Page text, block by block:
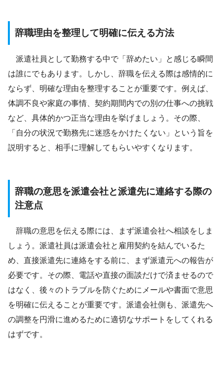
辞職理由を整理して明確に伝える方法
派遣社員として勤務する中で「辞めたい」と感じる瞬間
は誰にでもあります。しかし、辞職を伝える際は感情的に
ならず、明確な理由を整理することが重要です。例えば、
体調不良や家庭の事情、契約期間内での別の仕事への挑戦
など、具体的かつ正当な理由を挙げましょう。その際、
「自分の状況で勤務先に迷惑をかけたくない」という旨を
説明すると、相手に理解してもらいやすくなります。
辞職の意思を派遣会社と派遣先に連絡する際の
注意点
辞職の意思を伝える際には、まず派遣会社へ相談をしま
しょう。派遣社員は派遣会社と雇用契約を結んでいるた
め、直接派遣先に連絡をする前に、まず派遣元への報告が
必要です。その際、電話や直接の面談だけで済ませるので
はなく、後々のトラブルを防ぐためにメールや書面で意思
を明確に伝えることが重要です。派遣会社側も、派遣先へ
の調整を円滑に進めるために適切なサポートをしてくれる
はずです。